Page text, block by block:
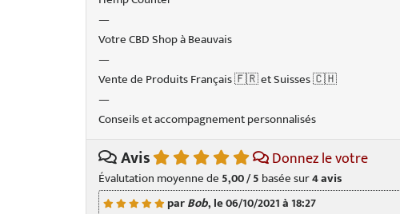
—
Votre CBD Shop à Beauvais
—
Vente de Produits Français 🇫🇷 et Suisses 🇨🇭
—
Conseils et accompagnement personnalisés
Avis Donnez le votre
Évalutation moyenne de 5,00 / 5 basée sur4avis
parBob, le 06/10/2021 à 18:27